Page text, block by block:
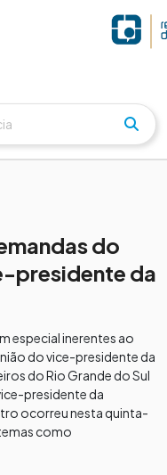
do
presidente da
especial inerentes ao
do vice-presidente da
do Rio Grande do Sul
presidente da
ocorreu nesta quinta-
como